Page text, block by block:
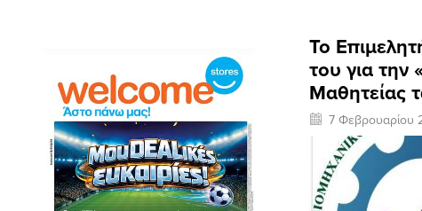
Το
του για
Μαθητείας
7 Φεβρουαρίου